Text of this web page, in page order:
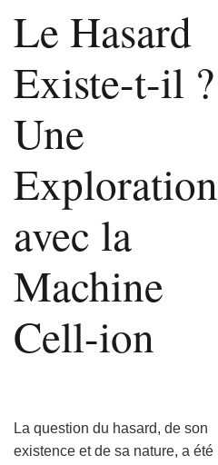
Le Hasard
Existe-t-il ?
Une
Exploration
avec la
Machine
Cell-ion
La question du hasard, de son
existence et de sa nature, a été